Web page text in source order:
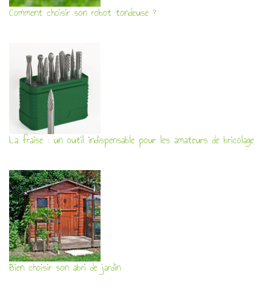
Comment choisir son robot tondeuse ?
La fraise : un outil indispensable pour les amateurs de bricolage
Bien choisir son abri de jardin